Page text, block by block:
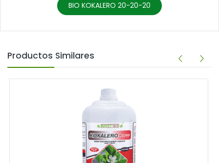
BIO KOKALERO 20-20-20
Productos Similares